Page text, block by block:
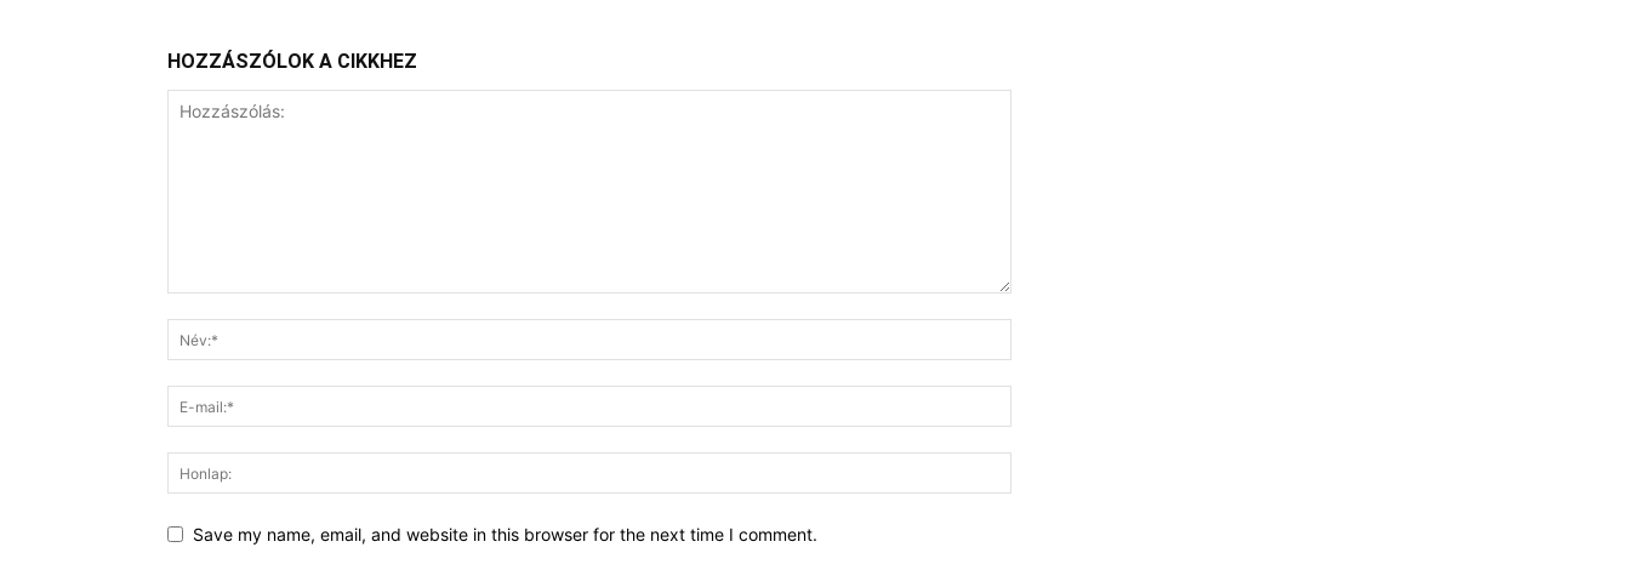
HOZZÁSZÓLOK A CIKKHEZ
Save my name, email, and website in this browser for the next time I comment.